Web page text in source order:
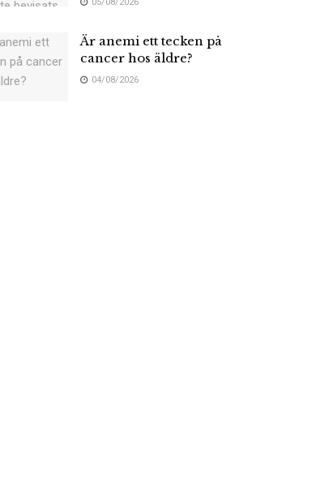
Är anemi ett tecken på
cancer hos äldre?
04/08/2026